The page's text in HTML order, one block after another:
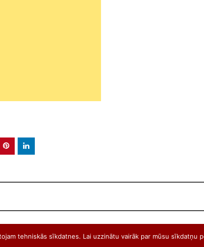
tehniskās sīkdatnes. Lai uzzinātu vairāk par mūsu sīkdatņu